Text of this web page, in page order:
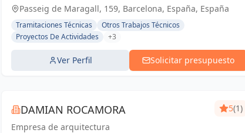
ofreciendo diseños modernos y eficiencia
energética. Con más de 25 años de
experiencia, persona...
Passeig de Maragall, 159, Barcelona, España, España
Tramitaciones Técnicas
Otros Trabajos Técnicos
Proyectos De Actividades
+3
Ver Perfil Solicitar presupuesto
DAMIAN ROCAMORA
Empresa de arquitectura
5(1)